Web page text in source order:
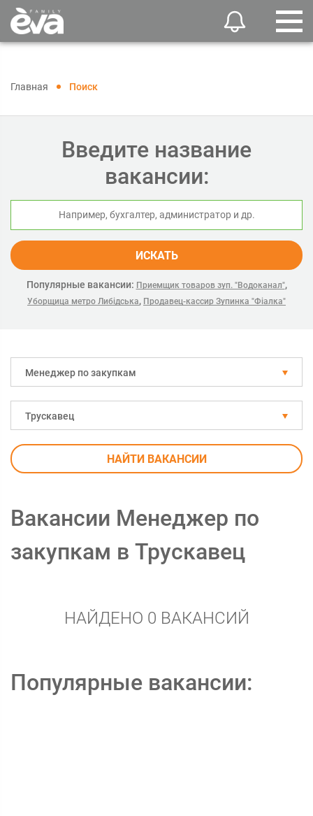
Главная Поиск
Введите название
вакансии:
ИСКАТЬ
Популярные вакансии: Приемщик товаров зуп. "Водоканал",
Уборщица метро Либідська, Продавец-кассир Зупинка "Фіалка"
Менеджер по закупкам
Трускавец
НАЙТИ ВАКАНСИИ
Вакансии Менеджер по
закупкам в Трускавец
НАЙДЕНО 0 ВАКАНСИЙ
Популярные вакансии: